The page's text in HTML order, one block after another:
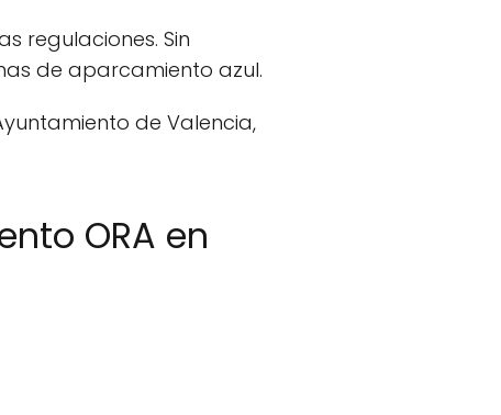
regulaciones. Sin
de aparcamiento azul.
de Valencia,
ORA en